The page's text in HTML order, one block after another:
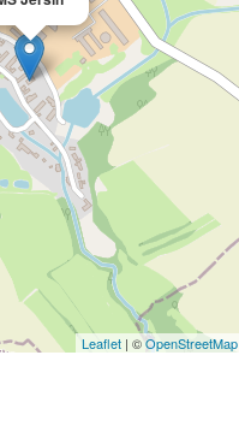
Leaflet | ©OpenStreetMap